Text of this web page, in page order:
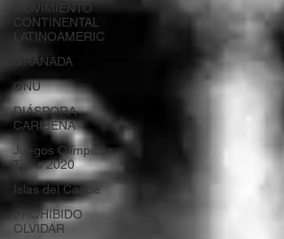
MOVIMIENTO
CONTINENTAL
LATINOAMERIC
GRANADA
ONU
DIÁSPORA
CARIBEÑA
Juegos Olímpicos
Tokio 2020
Islas del Caribe
PROHIBIDO
OLVIDAR